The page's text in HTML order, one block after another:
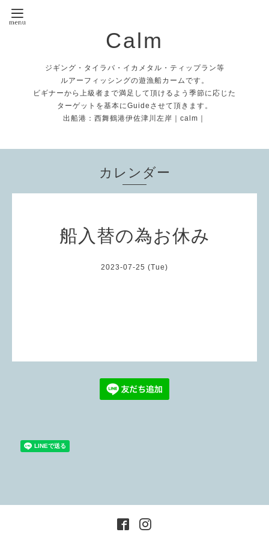
Calm
ジギング・タイラバ・イカメタル・ティップラン等
ルアーフィッシングの遊漁船カームです。
ビギナーから上級者まで満足して頂けるよう季節に応じた
ターゲットを基本にGuideさせて頂きます。
出船港：西舞鶴港伊佐津川左岸｜calm｜
カレンダー
船入替の為お休み
2023-07-25 (Tue)